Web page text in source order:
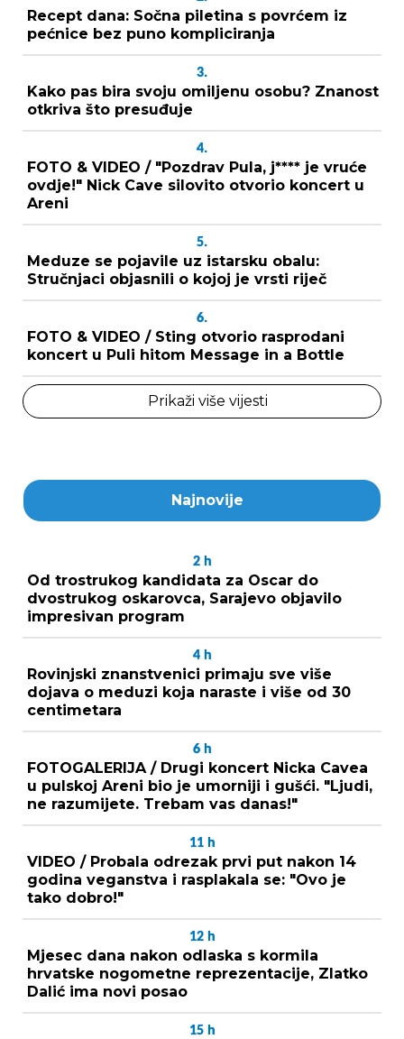
Recept dana: Sočna piletina s povrćem iz
pećnice bez puno kompliciranja
3.
Kako pas bira svoju omiljenu osobu? Znanost
otkriva što presuđuje
4.
FOTO & VIDEO / "Pozdrav Pula, j**** je vruće
ovdje!" Nick Cave silovito otvorio koncert u
Areni
5.
Meduze se pojavile uz istarsku obalu:
Stručnjaci objasnili o kojoj je vrsti riječ
6.
FOTO & VIDEO / Sting otvorio rasprodani
koncert u Puli hitom Message in a Bottle
Prikaži više vijesti
Najnovije
2 h
Od trostrukog kandidata za Oscar do
dvostrukog oskarovca, Sarajevo objavilo
impresivan program
4 h
Rovinjski znanstvenici primaju sve više
dojava o meduzi koja naraste i više od 30
centimetara
6 h
FOTOGALERIJA / Drugi koncert Nicka Cavea
u pulskoj Areni bio je umorniji i gušći. "Ljudi,
ne razumijete. Trebam vas danas!"
11 h
VIDEO / Probala odrezak prvi put nakon 14
godina veganstva i rasplakala se: "Ovo je
tako dobro!"
12 h
Mjesec dana nakon odlaska s kormila
hrvatske nogometne reprezentacije, Zlatko
Dalić ima novi posao
15 h